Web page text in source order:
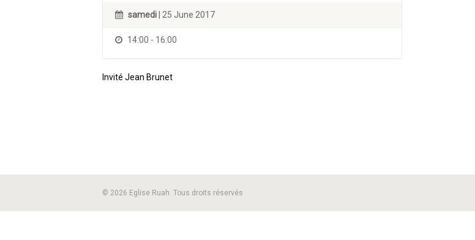
samedi | 25 June 2017
14:00 - 16:00
Invité Jean Brunet
© 2026 Eglise Ruah. Tous droits réservés